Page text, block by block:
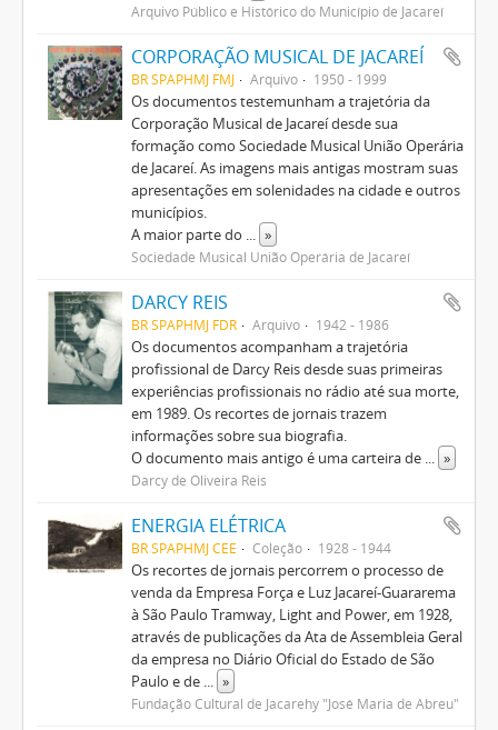
Arquivo Público e Histórico do Município de Jacareí
CORPORAÇÃO MUSICAL DE JACAREÍ
BR SPAPHMJ FMJ Arquivo 1950 - 1999
Os documentos testemunham a trajetória da
Corporação Musical de Jacareí desde sua
formação como Sociedade Musical União Operária
de Jacareí. As imagens mais antigas mostram suas
apresentações em solenidades na cidade e outros
municípios.
A maior parte do ... »
Sociedade Musical União Operária de Jacareí
DARCY REIS
BR SPAPHMJ FDR Arquivo 1942 - 1986
Os documentos acompanham a trajetória
profissional de Darcy Reis desde suas primeiras
experiências profissionais no rádio até sua morte,
em 1989. Os recortes de jornais trazem
informações sobre sua biografia.
O documento mais antigo é uma carteira de ... »
Darcy de Oliveira Reis
ENERGIA ELÉTRICA
BR SPAPHMJ CEE Coleção 1928 - 1944
Os recortes de jornais percorrem o processo de
venda da Empresa Força e Luz Jacareí-Guararema
à São Paulo Tramway, Light and Power, em 1928,
através de publicações da Ata de Assembleia Geral
da empresa no Diário Oficial do Estado de São
Paulo e de ... »
Fundação Cultural de Jacarehy "José Maria de Abreu"